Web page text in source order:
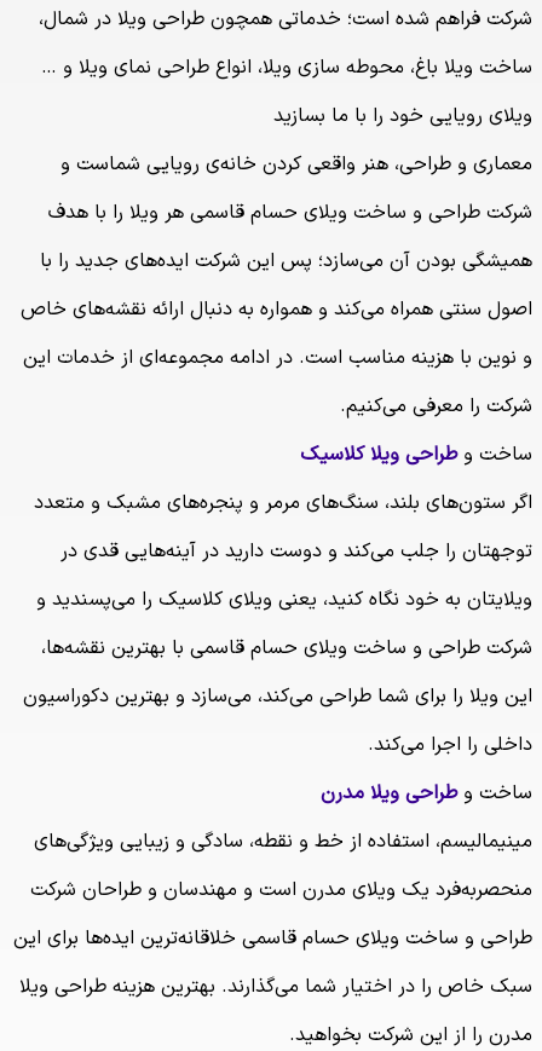
شرکت فراهم شده است؛ خدماتی همچون طراحی ویلا در شمال،
ساخت ویلا باغ، محوطه سازی ویلا، انواع طراحی نمای ویلا و …
ویلای رویایی خود را با ما بسازید
معماری و طراحی، هنر واقعی کردن خانه‌ی رویایی شماست و
شرکت طراحی و ساخت ویلای حسام قاسمی هر ویلا را با هدف
همیشگی بودن آن می‌سازد؛ پس این شرکت ایده‌های جدید را با
اصول سنتی همراه می‌کند و همواره به دنبال ارائه نقشه‌های خاص
و نوین با هزینه مناسب است. در ادامه مجموعه‌ای از خدمات این
شرکت را معرفی می‌کنیم.
ساخت و طراحی ویلا کلاسیک
اگر ستون‌های بلند، سنگ‌های مرمر و پنجره‌های مشبک و متعدد
توجهتان را جلب می‌کند و دوست دارید در آینه‌هایی قدی در
ویلایتان به خود نگاه کنید، یعنی ویلای کلاسیک را می‌پسندید و
شرکت طراحی و ساخت ویلای حسام قاسمی با بهترین نقشه‌ها،
این ویلا را برای شما طراحی می‌کند، می‌سازد و بهترین دکوراسیون
داخلی را اجرا می‌کند.
ساخت و طراحی ویلا مدرن
مینیمالیسم، استفاده از خط و نقطه، سادگی و زیبایی ویژگی‌های
منحصربه‌فرد یک ویلای مدرن است و مهندسان و طراحان شرکت
طراحی و ساخت ویلای حسام قاسمی خلاقانه‌ترین ایده‌ها برای این
سبک خاص را در اختیار شما می‌گذارند. بهترین هزینه طراحی ویلا
مدرن را از این شرکت بخواهید.